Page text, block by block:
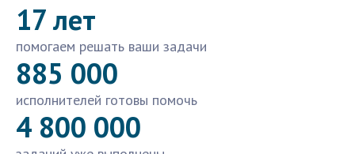
17 лет
помогаем решать ваши задачи
885 000
исполнителей готовы помочь
4 800 000